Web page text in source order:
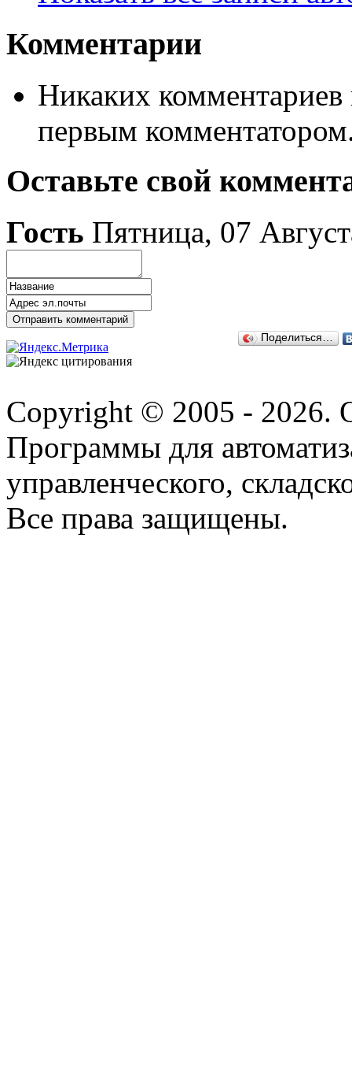
Комментарии
Никаких комментариев
первым
Оставьте свой
Гость Пятница, 07
Поделиться…
Copyright © 2005 - 2026.
Программы для
управленческого,
Все права защищены.